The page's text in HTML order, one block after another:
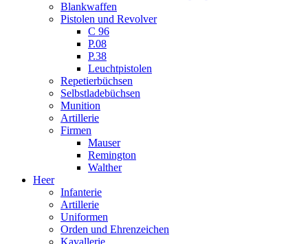
Blankwaffen
Pistolen und Revolver
C 96
P.08
P.38
Leuchtpistolen
Repetierbüchsen
Selbstladebüchsen
Munition
Artillerie
Firmen
Mauser
Remington
Walther
Heer
Infanterie
Artillerie
Uniformen
Orden und Ehrenzeichen